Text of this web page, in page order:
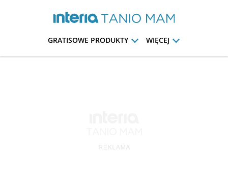
GRATISOWE PRODUKTY WIĘCEJ